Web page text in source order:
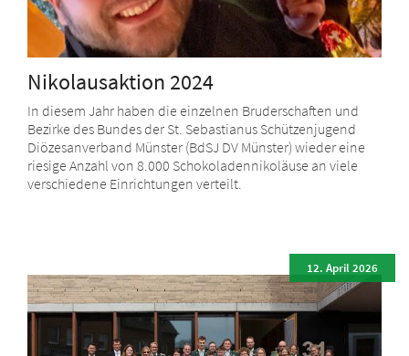
Nikolausaktion 2024
In diesem Jahr haben die einzelnen Bruderschaften und
Bezirke des Bundes der St. Sebastianus Schützenjugend
Diözesanverband Münster (BdSJ DV Münster) wieder eine
riesige Anzahl von 8.000 Schokoladennikoläuse an viele
verschiedene Einrichtungen verteilt.
12. April 2026